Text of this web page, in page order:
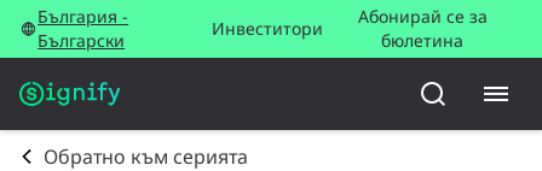
България -
Български
Инвеститори
Абонирай се за
бюлетина
Обратно към серията